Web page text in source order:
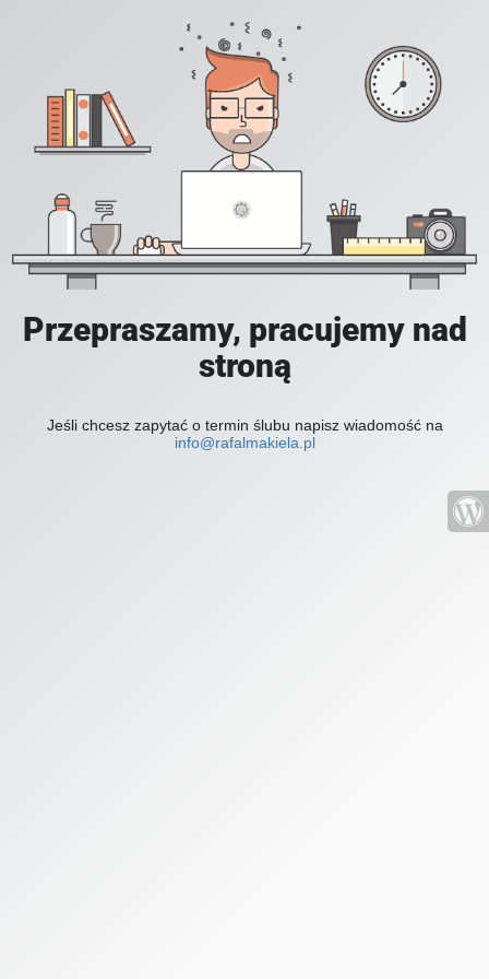
Przepraszamy, pracujemy nad
stroną
Jeśli chcesz zapytać o termin ślubu napisz wiadomość na
info@rafalmakiela.pl